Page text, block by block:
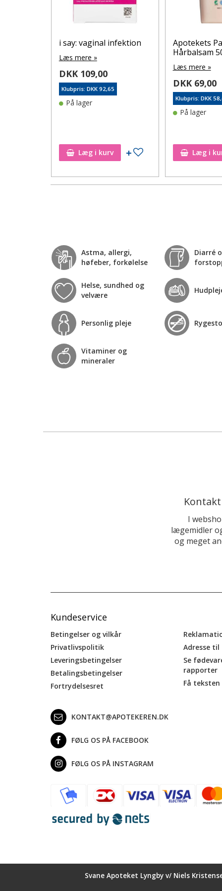
Tilføj til ønskeseddel
i say: vaginal infektion
Læs mere »
DKK 109,00
Klubpris: DKK 92,65
På lager
Læg i kurv Tilføj til ønskeseddel
Apotekets
Hårbalsam
Læs mere »
DKK 69,00
Klubpris: DKK
På lager
Læg i
Astma, allergi,
høfeber, forkølelse
Diarré
Helse, sundhed og
velvære
Personlig pleje
Vitaminer og
mineraler
I
lægemidler
og meget
Kundeservice
Betingelser og vilkår
Privatlivspolitik
Leveringsbetingelser
Betalingsbetingelser
Fortrydelsesret
Adresse
Se
rapporter
Få
KONTAKT@APOTEKEREN.DK
FØLG OS PÅ FACEBOOK
FØLG OS PÅ INSTAGRAM
Svane Apoteket Lyngby v/ Niels